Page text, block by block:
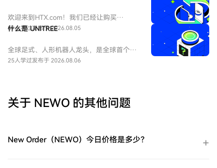
电路的设计和研发的中国公司。
欢迎来到HTX.com！我们已经让购买
GIGADEC（GIGADEV）变得简单而便捷。跟
之旅。第一步：创建您的HTX账户使用您的
电子邮件、手机号码注册一个免费账户在
GIGADEC（GIGADEV）。余额购买：使用您
在HTX平台上直接与其他用户交易。HTX场
89人学过发布于 2026.08.05
什么是 UNITREE
全球足式、人形机器人龙头，是全球首个大
规模商业化零售高性能四足机器人的企业。
25人学过发布于 2026.08.06
关于 NEWO 的其他问题
New Order（NEWO）今日价格是多少？